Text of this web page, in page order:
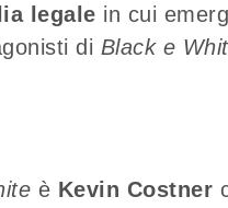
legale in cui
di Black e
è Kevin Costner